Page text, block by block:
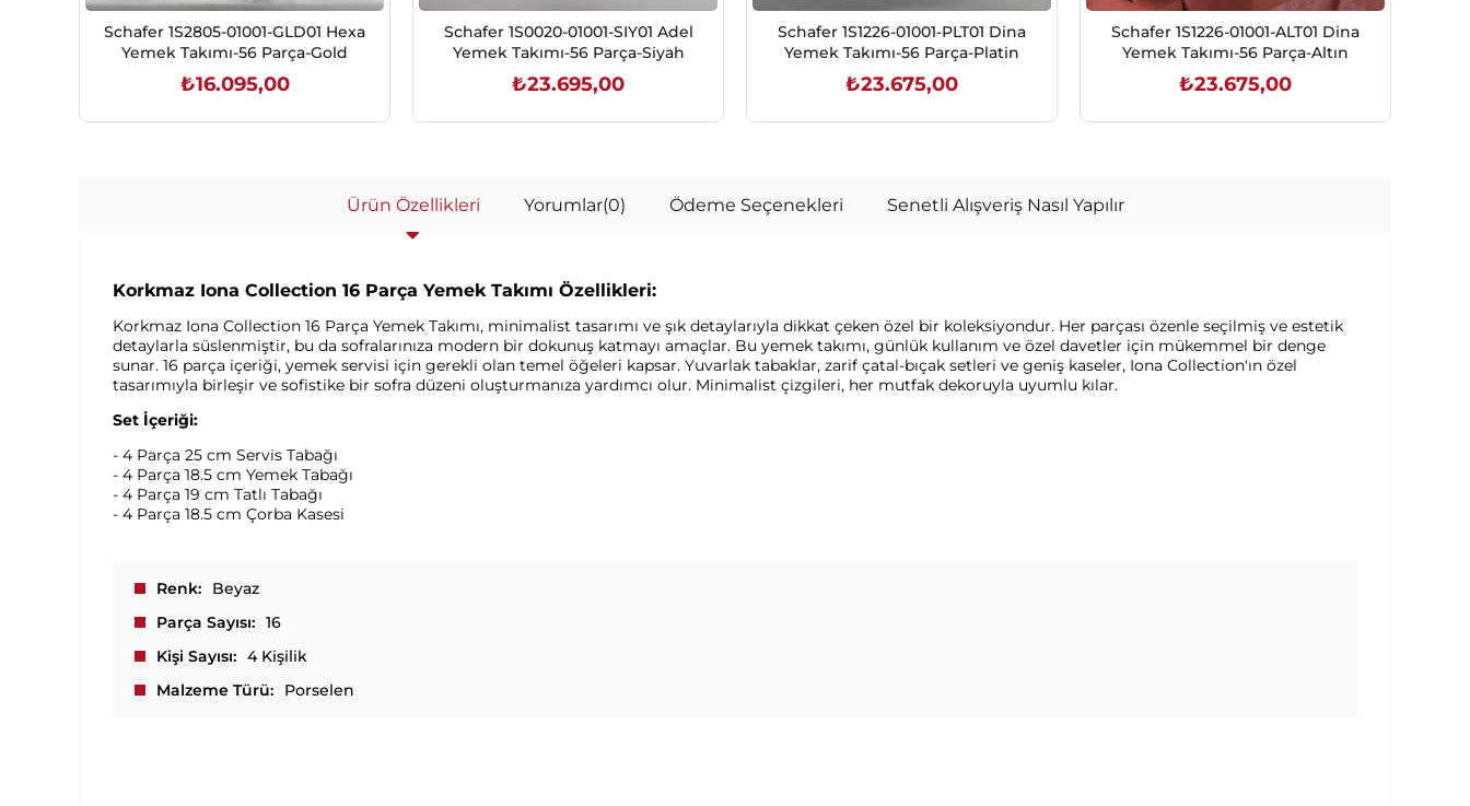
Schafer 1S2805-01001-GLD01 Hexa
Yemek Takımı-56 Parça-Gold
₺16.095,00
Schafer 1S0020-01001-SIY01 Adel
Yemek Takımı-56 Parça-Siyah
₺23.695,00
Schafer 1S1226-01001-PLT01 Dina
Yemek Takımı-56 Parça-Platin
₺23.675,00
Schafer 1S1226-01001-ALT01 Dina
Yemek Takımı-56 Parça-Altın
₺23.675,00
Ürün Özellikleri Yorumlar(0) Ödeme Seçenekleri Senetli Alışveriş Nasıl Yapılır
Korkmaz Iona Collection 16 Parça Yemek Takımı Özellikleri:
Korkmaz Iona Collection 16 Parça Yemek Takımı, minimalist tasarımı ve şık detaylarıyla dikkat çeken özel bir koleksiyondur. Her parçası özenle seçilmiş ve estetik
detaylarla süslenmiştir, bu da sofralarınıza modern bir dokunuş katmayı amaçlar. Bu yemek takımı, günlük kullanım ve özel davetler için mükemmel bir denge
sunar. 16 parça içeriği, yemek servisi için gerekli olan temel öğeleri kapsar. Yuvarlak tabaklar, zarif çatal-bıçak setleri ve geniş kaseler, Iona Collection'ın özel
tasarımıyla birleşir ve sofistike bir sofra düzeni oluşturmanıza yardımcı olur. Minimalist çizgileri, her mutfak dekoruyla uyumlu kılar.
Set İçeriği:
- 4 Parça 25 cm Servis Tabağı
- 4 Parça 18.5 cm Yemek Tabağı
- 4 Parça 19 cm Tatlı Tabağı
- 4 Parça 18.5 cm Çorba Kasesi
Renk
Beyaz
Parça Sayısı
16
Kişi Sayısı
4 Kişilik
Malzeme Türü
Porselen